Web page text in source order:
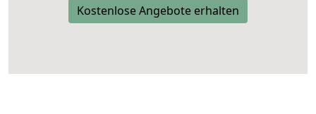
Kostenlose Angebote erhalten